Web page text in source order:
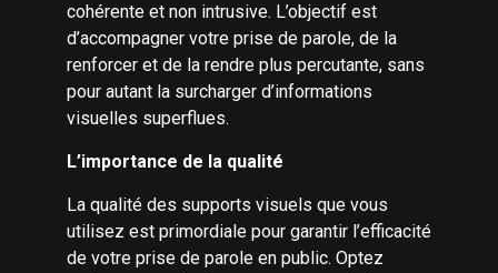
cohérente et non intrusive. L’objectif est
d’accompagner votre prise de parole, de la
renforcer et de la rendre plus percutante, sans
pour autant la surcharger d’informations
visuelles superflues.
L’importance de la qualité
La qualité des supports visuels que vous
utilisez est primordiale pour garantir l’efficacité
de votre prise de parole en public. Optez